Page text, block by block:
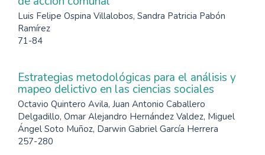
Luis Felipe Ospina Villalobos, Sandra Patricia Pabón
Ramírez
71-84
Estrategias metodológicas para el análisis y
mapeo delictivo en las ciencias sociales
Octavio Quintero Avila, Juan Antonio Caballero
Delgadillo, Omar Alejandro Hernández Valdez, Miguel
Ángel Soto Muñoz, Darwin Gabriel García Herrera
257-280